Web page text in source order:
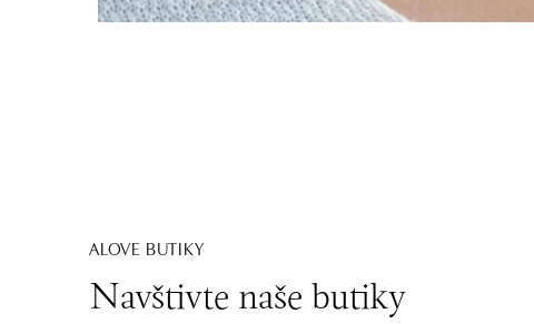
ALOVE BUTIKY
Navštivte naše butiky